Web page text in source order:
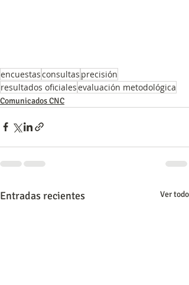
encuestasconsultas precisión
resultados oficialesevaluación metodológica
Comunicados CNC
Entradas recientes Ver todo